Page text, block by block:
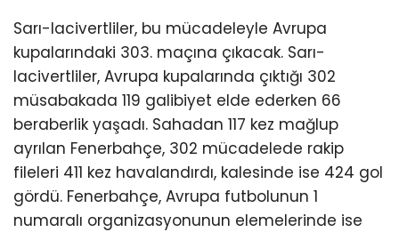
Sarı-lacivertliler, bu mücadeleyle Avrupa
kupalarındaki 303. maçına çıkacak. Sarı-
lacivertliler, Avrupa kupalarında çıktığı 302
müsabakada 119 galibiyet elde ederken 66
beraberlik yaşadı. Sahadan 117 kez mağlup
ayrılan Fenerbahçe, 302 mücadelede rakip
fileleri 411 kez havalandırdı, kalesinde ise 424 gol
gördü. Fenerbahçe, Avrupa futbolunun 1
numaralı organizasyonunun elemelerinde ise